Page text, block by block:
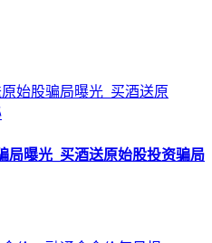
局曝光_买酒送原始股投资骗局